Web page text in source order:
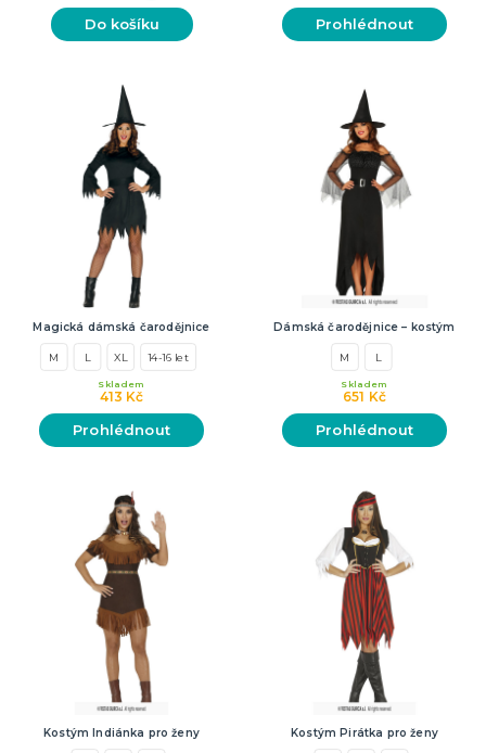
Do košíku Prohlédnout
Magická dámská čarodějnice
M L XL 14-16 let
413 Kč
Skladem
Prohlédnout
Dámská čarodějnice – kostým
M L
651 Kč
Skladem
Prohlédnout
Kostým Indiánka pro ženy Kostým Pirátka pro ženy